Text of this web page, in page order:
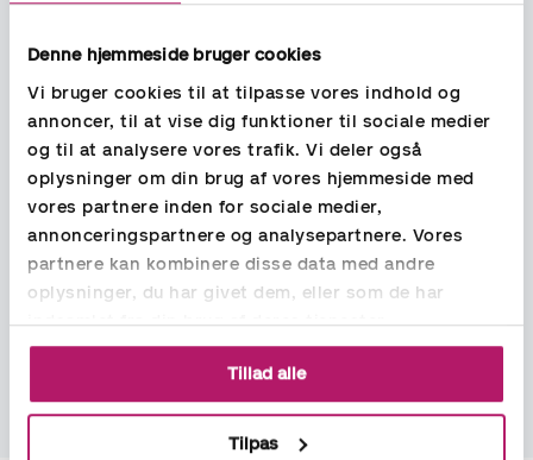
Denne hjemmeside bruger cookies
Vi bruger cookies til at tilpasse vores indhold og
annoncer, til at vise dig funktioner til sociale medier
og til at analysere vores trafik. Vi deler også
oplysninger om din brug af vores hjemmeside med
vores partnere inden for sociale medier,
annonceringspartnere og analysepartnere. Vores
partnere kan kombinere disse data med andre
oplysninger, du har givet dem, eller som de har
indsamlet fra din brug af deres tjenester.
Tillad alle
Tilpas
vejen rundt. Accountor lægger vægt på den lokale og nære
relation og har samtidig den store virksomheds styrke med
robuste processer og mange dygtige regnskabs- og
lønspecialister. Det er en fordel for vores kunder. Jeg glæder
mig til samarbejdet og ser frem til at øge fleksibiliteten, når
det drejer sig om at serviceydelser til vores kunder og
samtidig reducere sårbarhed”.